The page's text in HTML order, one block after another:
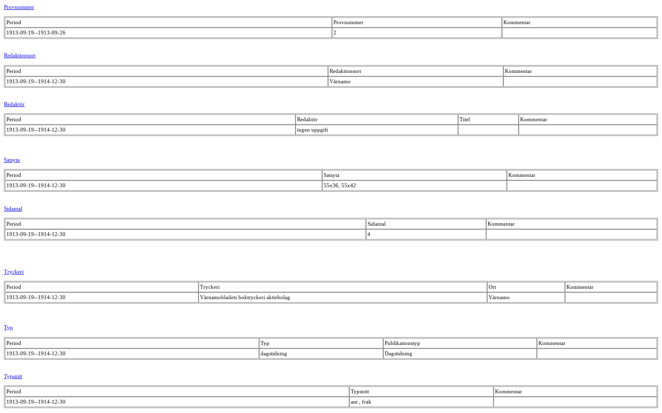
Provnummer
Period Provnummer
Kommentar
1913-09-19--1913-09-26
2
Redaktionsort
Period Redaktionsort
Kommentar
1913-09-19--1914-12-30
Värnamo
Redaktör
Period Redaktör Titel
Kommentar
1913-09-19--1914-12-30
ingen uppgift
Satsyta
Period Satsyta
Kommentar
1913-09-19--1914-12-30
55x36, 55x42
Sidantal
Period Sidantal
Kommentar
1913-09-19--1914-12-30
4
Tryckeri
Period Tryckeri Ort
Kommentar
1913-09-19--1914-12-30
Värnamobladets boktryckeri aktiebolag Värnamo
Typ
Period Typ Publikationstyp
Kommentar
1913-09-19--1914-12-30
dagstidning Dagstidning
Typsnitt
Period Typsnitt
Kommentar
1913-09-19--1914-12-30
ant , frak